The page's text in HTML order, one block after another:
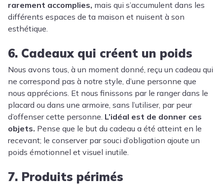
rarement accomplies, mais qui s’accumulent dans les
différents espaces de ta maison et nuisent à son
esthétique.
6. Cadeaux qui créent un poids
Nous avons tous, à un moment donné, reçu un cadeau qui
ne correspond pas à notre style, d’une personne que
nous apprécions. Et nous finissons par le ranger dans le
placard ou dans une armoire, sans l’utiliser, par peur
d’offenser cette personne. L’idéal est de donner ces
objets. Pense que le but du cadeau a été atteint en le
recevant; le conserver par souci d’obligation ajoute un
poids émotionnel et visuel inutile.
7. Produits périmés